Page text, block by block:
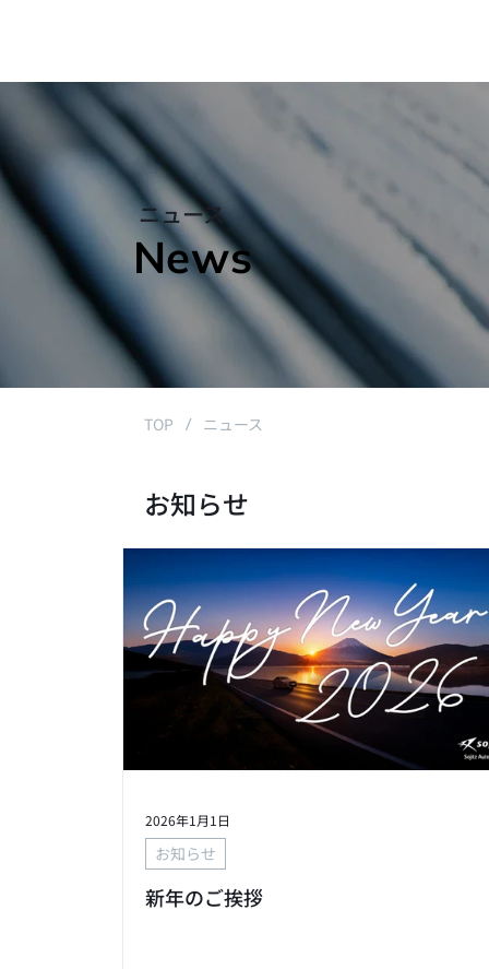
ニュース
News
TOP / ニュース
お知らせ
新年のご挨拶
お知らせ
2026年1月1日